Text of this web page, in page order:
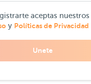
aceptas nuestros
y Políticas de Privacidad
Unete